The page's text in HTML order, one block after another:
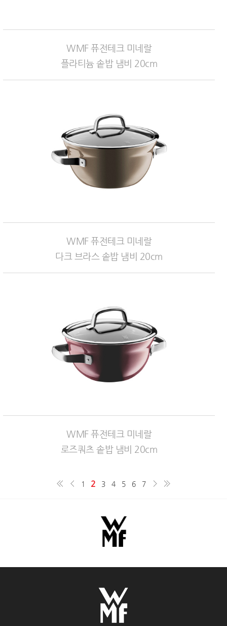
WMF 퓨전테크 미네랄
플라티늄 솥밥 냄비 20cm
WMF 퓨전테크 미네랄
다크 브라스 솥밥 냄비 20cm
WMF 퓨전테크 미네랄
로즈쿼츠 솥밥 냄비 20cm
1 2 3 4 5 6 7